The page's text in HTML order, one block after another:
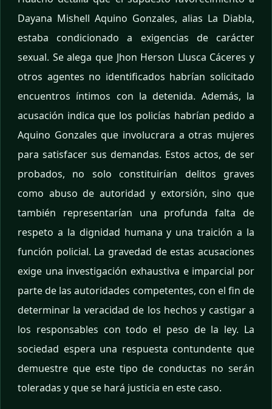
Dayana Mishell Aquino Gonzales, alias La Diabla,
estaba condicionado a exigencias de carácter
sexual. Se alega que Jhon Herson Llusca Cáceres y
otros agentes no identificados habrían solicitado
encuentros íntimos con la detenida. Además, la
acusación indica que los policías habrían pedido a
Aquino Gonzales que involucrara a otras mujeres
para satisfacer sus demandas. Estos actos, de ser
probados, no solo constituirían delitos graves
como abuso de autoridad y extorsión, sino que
también representarían una profunda falta de
respeto a la dignidad humana y una traición a la
función policial. La gravedad de estas acusaciones
exige una investigación exhaustiva e imparcial por
parte de las autoridades competentes, con el fin de
determinar la veracidad de los hechos y castigar a
los responsables con todo el peso de la ley. La
sociedad espera una respuesta contundente que
demuestre que este tipo de conductas no serán
toleradas y que se hará justicia en este caso.